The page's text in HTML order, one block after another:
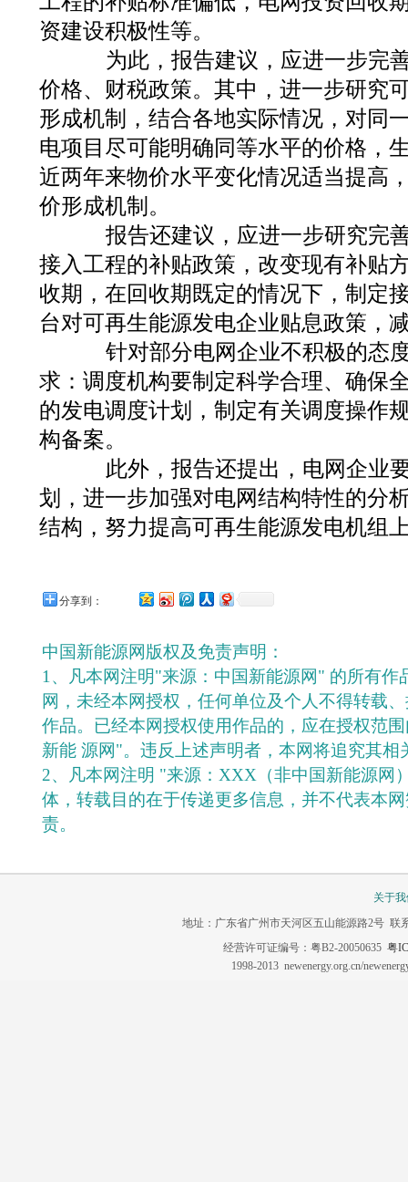
资建设积极性等。
为此，报告建议，应进一步完
价格、财税政策。其中，进一步研究
形成机制，结合各地实际情况，对同
电项目尽可能明确同等水平的价格，
近两年来物价水平变化情况适当提高
价形成机制。
报告还建议，应进一步研究完
接入工程的补贴政策，改变现有补贴
收期，在回收期既定的情况下，制定
台对可再生能源发电企业贴息政策，
针对部分电网企业不积极的态
求：调度机构要制定科学合理、确保
的发电调度计划，制定有关调度操作
构备案。
此外，报告还提出，电网企业
划，进一步加强对电网结构特性的分
结构，努力提高可再生能源发电机组
分享到：
中国新能源网版权及免责声明：
1、凡本网注明"来源：中国新能源网" 的所有作
网，未经本网授权，任何单位及个人不得转载
作品。已经本网授权使用作品的，应在授权范
新能 源网"。违反上述声明者，本网将追究其相
2、凡本网注明 "来源：XXX（非中国新能源网
体，转载目的在于传递更多信息，并不代表本
责。
关于
地址：广东省广州市天河区五山能源路2号 联
经营许可证编号：粤B2-20050635 粤
1998-2013 newenergy.org.cn/